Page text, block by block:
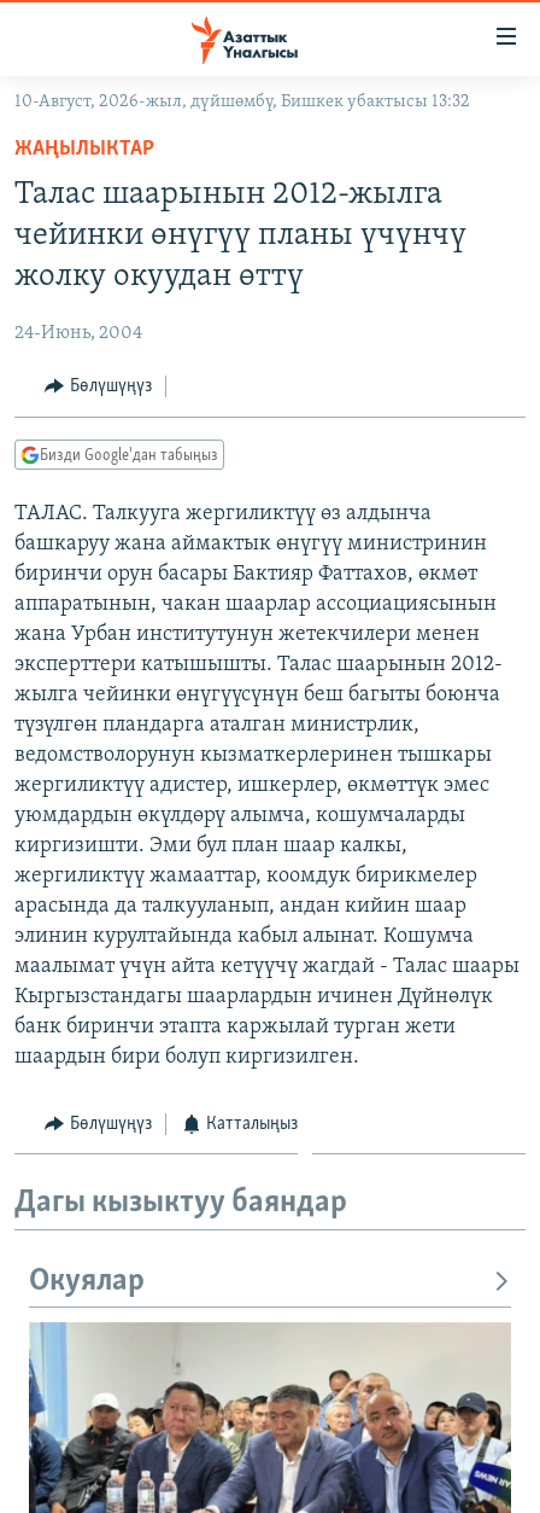
Навигацияга
өтүңүз
Издөөгө
салыңыз
МАДАНИЯТ
ТВ ПРОГРАММАЛАР
БҮГҮН АЗАТТЫКТА
ДАНИСТЕ
АЗАТТЫК+
ЫҢГАЙСЫЗ СУРООЛОР
ПОДКАСТ
ОНЛАЙН ШЕРИНЕ
ЭЕ/АРнун бардык сайттары
10-Август, 2026-жыл, дүйшөмбү, Бишкек убактысы 13:32
ЖАҢЫЛЫКТАР
Талас шаарынын 2012-жылга
чейинки өнүгүү планы үчүнчү
жолку окуудан өттү
24-Июнь, 2004
Бөлүшүңүз
Бизди Google'дан табыңыз
ТАЛАС. Талкууга жергиликтүү өз алдынча
башкаруу жана аймактык өнүгүү министринин
биринчи орун басары Бактияр Фаттахов, өкмөт
аппаратынын, чакан шаарлар ассоциациясынын
жана Урбан институтунун жетекчилери менен
эксперттери катышышты. Талас шаарынын 2012-
жылга чейинки өнүгүүсүнүн беш багыты боюнча
түзүлгөн пландарга аталган министрлик,
ведомстволорунун кызматкерлеринен тышкары
жергиликтүү адистер, ишкерлер, өкмөттүк эмес
уюмдардын өкүлдөрү алымча, кошумчаларды
киргизишти. Эми бул план шаар калкы,
жергиликтүү жамааттар, коомдук бирикмелер
арасында да талкууланып, андан кийин шаар
элинин курултайында кабыл алынат. Кошумча
маалымат үчүн айта кетүүчү жагдай - Талас шаары
Кыргызстандагы шаарлардын ичинен Дүйнөлүк
банк биринчи этапта каржылай турган жети
шаардын бири болуп киргизилген.
Бөлүшүңүз Катталыңыз
Дагы кызыктуу баяндар
Окуялар